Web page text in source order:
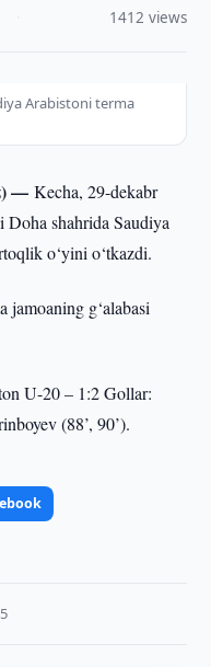
1412 views
Arabistoni terma
—Kecha, 29-dekabr
Doha shahrida Saudiya
o‘yini o‘tkazdi.
jamoaning g‘alabasi
U-20 – 1:2 Gollar:
(88’, 90’).